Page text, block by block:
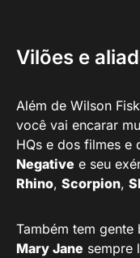
Vilões e
Além de Wilson
você vai encarar
HQs e dos filmes e
Negative e seu
Rhino, Scorpion,
Também tem
Mary Jane sempre